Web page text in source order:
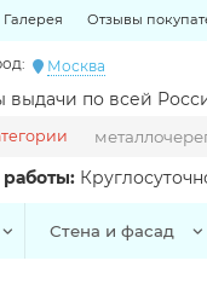
Галерея Отзывы
Москва
выдачи по всей
Стена и фасад